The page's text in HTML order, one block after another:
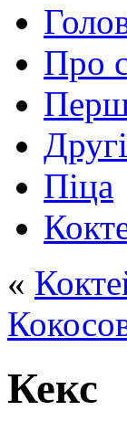
Про
Піца
«
Кекс